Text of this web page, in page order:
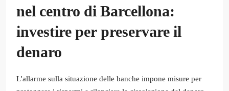
nel centro di Barcellona:
investire per preservare il
denaro
L'allarme sulla situazione delle banche impone misure per